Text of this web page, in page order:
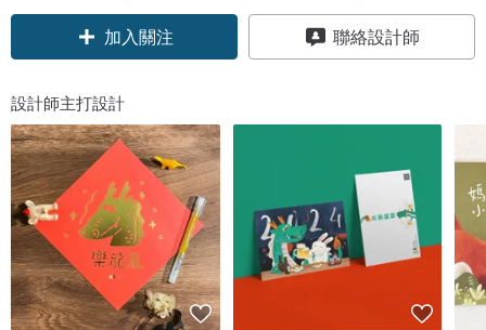
加入關注 聯絡設計師
設計師主打設計